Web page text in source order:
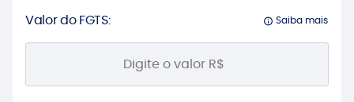
Valor do FGTS: Saiba mais